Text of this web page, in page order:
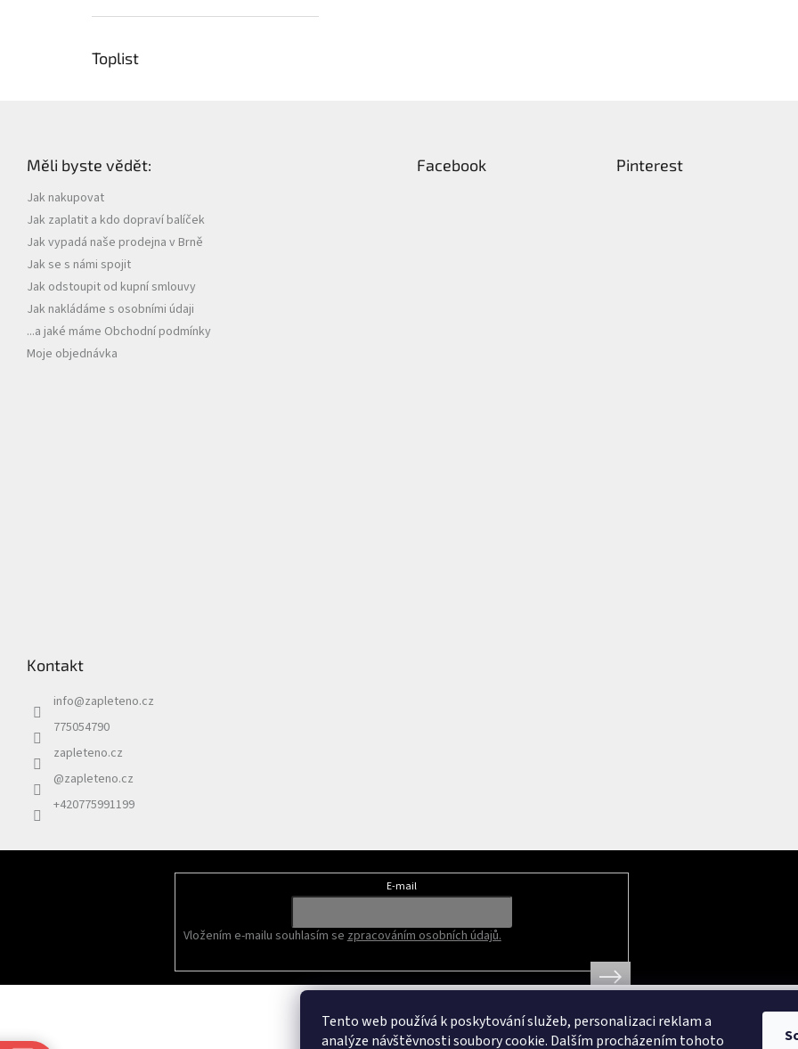
Tento web používá k poskytování služeb, personalizaci reklam a
analýze návštěvnosti soubory cookie. Dalším procházením tohoto
Toplist
Měli byste vědět:
Jak nakupovat
Jak zaplatit a kdo dopraví balíček
Jak vypadá naše prodejna v Brně
Jak se s námi spojit
Jak odstoupit od kupní smlouvy
Jak nakládáme s osobními údaji
...a jaké máme Obchodní podmínky
Moje objednávka
Facebook Pinterest
Kontakt
info@zapleteno.cz
775054790
zapleteno.cz
@zapleteno.cz
+420775991199
E-mail
Vložením e-mailu souhlasím se zpracováním osobních údajů.